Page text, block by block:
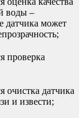
воды –
датчика может
проверка
очистка датчика
и извести;